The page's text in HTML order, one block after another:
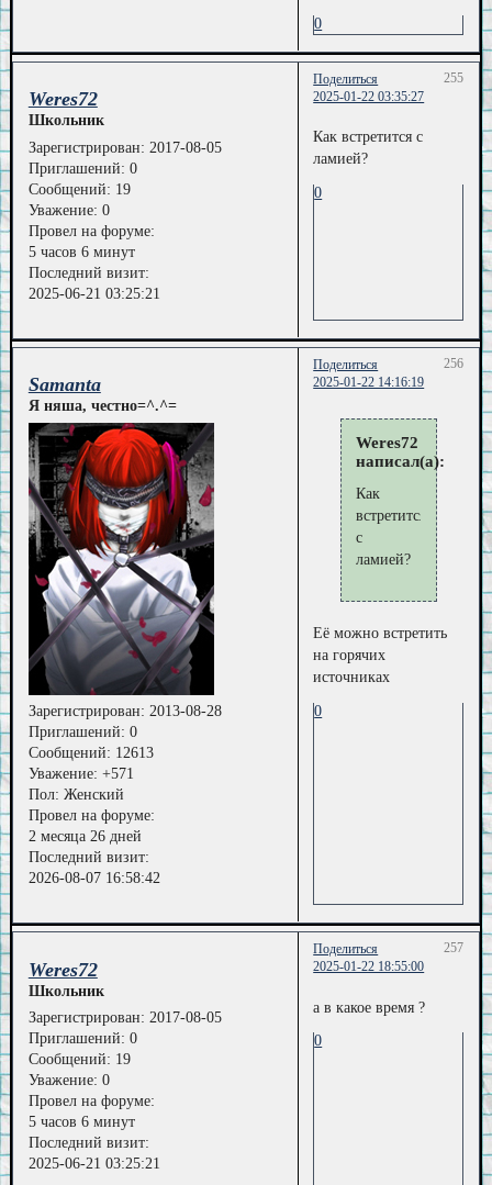
0
Поделиться
255
2025-01-22 03:35:27
Weres72
Школьник
Зарегистрирован: 2017-08-05
Приглашений: 0
Сообщений: 19
Уважение: 0
Провел на форуме:
5 часов 6 минут
Последний визит:
2025-06-21 03:25:21
Как встретится с
ламией?
0
Поделиться
256
2025-01-22 14:16:19
Samanta
Я няша, честно=^.^=
Зарегистрирован: 2013-08-28
Приглашений: 0
Сообщений: 12613
Уважение: +571
Пол: Женский
Провел на форуме:
2 месяца 26 дней
Последний визит:
2026-08-07 16:58:42
Weres72
написал(а):
Как
встретится
с
ламией?
Её можно встретить
на горячих
источниках
0
Поделиться
257
2025-01-22 18:55:00
Weres72
Школьник
Зарегистрирован: 2017-08-05
Приглашений: 0
Сообщений: 19
Уважение: 0
Провел на форуме:
5 часов 6 минут
Последний визит:
2025-06-21 03:25:21
а в какое время ?
0